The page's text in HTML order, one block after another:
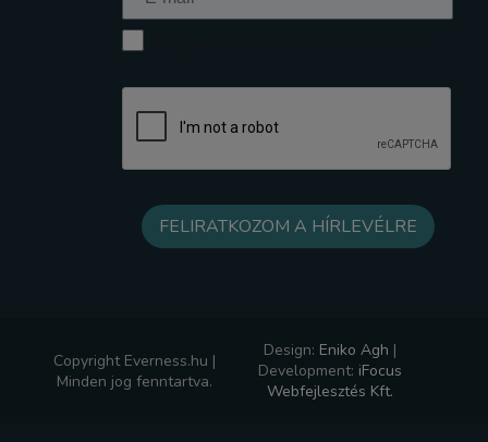
Copyright Everness.hu |
Minden jog fenntartva.
Design: Eniko Agh |
Development: iFocus
Webfejlesztés Kft.